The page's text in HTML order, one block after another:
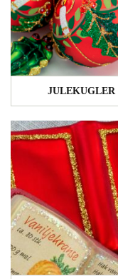
JULEKUGLER